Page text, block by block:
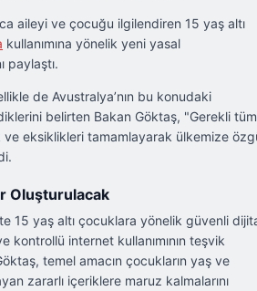
aileyi ve çocuğu ilgilendiren 15 yaş altı
kullanımına yönelik yeni yasal
paylaştı.
de Avustralya’nın bu konudaki
belirten Bakan Göktaş, "Gerekli tüm
ve eksiklikleri tamamlayarak ülkemize
Oluşturulacak
15 yaş altı çocuklara yönelik güvenli
kontrollü internet kullanımının teşvik
temel amacın çocukların yaş ve
zararlı içeriklere maruz kalmalarını